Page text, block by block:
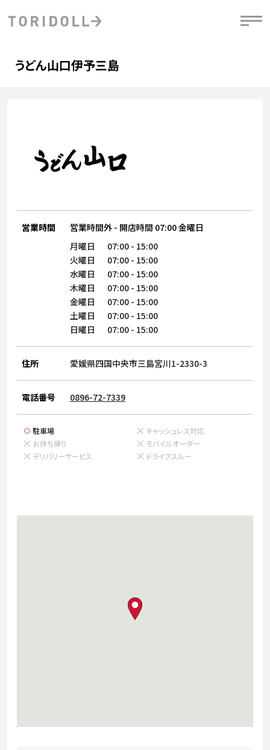
経営理念
株主・投資家情報
サステナビリティ
店舗検索
採用情報
日本語 English
PRニュース
中長期経営計画
粟田社長が語るトリドールDX
DXビジョン2028
ライブラリ
ステークホルダーとの
コミュニケーション
うどん山口伊予三島
営業時間 営業時間外 - 開店時間 07:00金曜日
月曜日 07:00 - 15:00
火曜日
07:00 - 15:00
水曜日
07:00 - 15:00
木曜日
07:00 - 15:00
金曜日
07:00 - 15:00
土曜日
07:00 - 15:00
日曜日
07:00 - 15:00
住所 愛媛県四国中央市三島宮川1-2330-3
電話番号 0896-72-7339
駐車場
キャッシュレス対応
お持ち帰り
モバイルオーダー
デリバリーサービス
ドライブスルー
map pin